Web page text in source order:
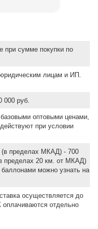
при сумме покупки по
лицам и ИП.
000 руб.
оптовыми ценами,
при условии
(в пределах МКАД) - 700
пределах 20 км. от МКАД)
можно узнать на
осуществляется до
оплачиваются отдельно